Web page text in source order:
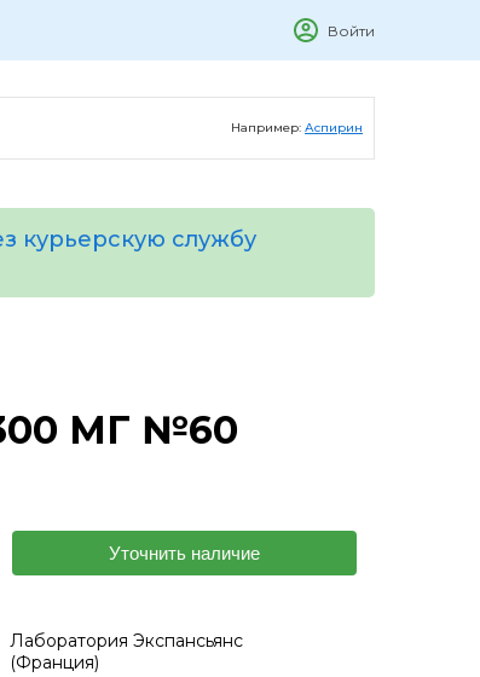
Войти
Например: Аспирин
курьерскую службу
МГ №60
Уточнить наличие
Лаборатория Экспансьянс
(Франция)